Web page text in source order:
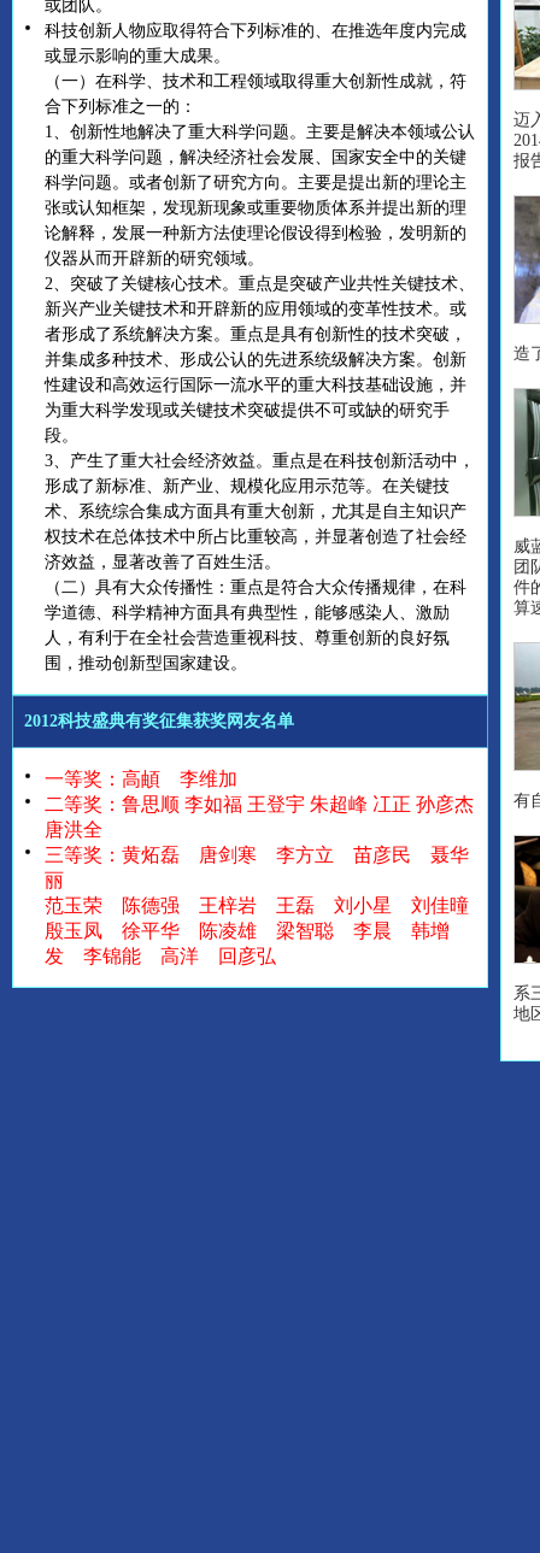
或团队。
科技创新人物应取得符合下列标准的、在推选年度内完成
或显示影响的重大成果。
（一）在科学、技术和工程领域取得重大创新性成就，符
合下列标准之一的：
1、创新性地解决了重大科学问题。主要是解决本领域公认
的重大科学问题，解决经济社会发展、国家安全中的关键
科学问题。或者创新了研究方向。主要是提出新的理论主
张或认知框架，发现新现象或重要物质体系并提出新的理
论解释，发展一种新方法使理论假设得到检验，发明新的
仪器从而开辟新的研究领域。
2、突破了关键核心技术。重点是突破产业共性关键技术、
新兴产业关键技术和开辟新的应用领域的变革性技术。或
者形成了系统解决方案。重点是具有创新性的技术突破，
并集成多种技术、形成公认的先进系统级解决方案。创新
性建设和高效运行国际一流水平的重大科技基础设施，并
为重大科学发现或关键技术突破提供不可或缺的研究手
段。
3、产生了重大社会经济效益。重点是在科技创新活动中，
形成了新标准、新产业、规模化应用示范等。在关键技
术、系统综合集成方面具有重大创新，尤其是自主知识产
权技术在总体技术中所占比重较高，并显著创造了社会经
济效益，显著改善了百姓生活。
（二）具有大众传播性：重点是符合大众传播规律，在科
学道德、科学精神方面具有典型性，能够感染人、激励
人，有利于在全社会营造重视科技、尊重创新的良好氛
围，推动创新型国家建设。
2012科技盛典有奖征集获奖网友名单
一等奖：高頔 李维加
二等奖：鲁思顺 李如福 王登宇 朱超峰 冮正 孙彦杰
唐洪全
三等奖：黄炻磊 唐剑寒 李方立 苗彦民 聂华
丽
范玉荣 陈德强 王梓岩 王磊 刘小星 刘佳曈
殷玉凤 徐平华 陈凌雄 梁智聪 李晨 韩增
发 李锦能 高洋 回彦弘
迈
报
造
威
团
件
算
有
系
地